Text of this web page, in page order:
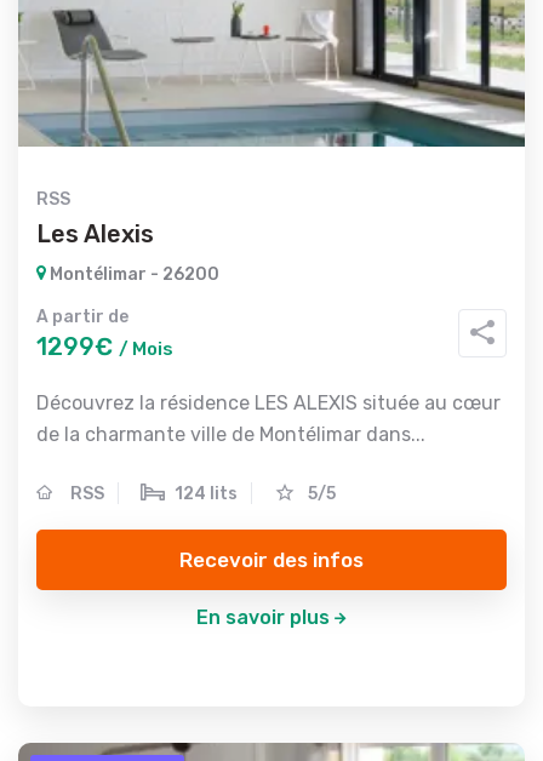
RSS
Les Alexis
Montélimar - 26200
A partir de
1299€ / Mois
Découvrez la résidence LES ALEXIS située au cœur
de la charmante ville de Montélimar dans...
RSS 124 lits 5/5
Recevoir des infos
En savoir plus